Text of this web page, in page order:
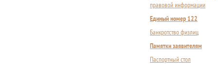
правовой информации
Единый номер 122
Банкротство физлиц
Памятки заявителям
Паспортный стол